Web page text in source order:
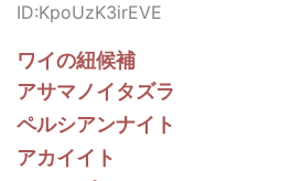
ID:KpoUzK3irEVE
ワイの紐候補
アサマノイタズラ
ペルシアンナイト
アカイイト